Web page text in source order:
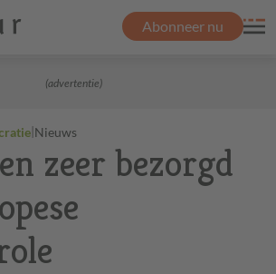
Abonneer nu
(advertentie)
|Nieuws
zeer bezorgd